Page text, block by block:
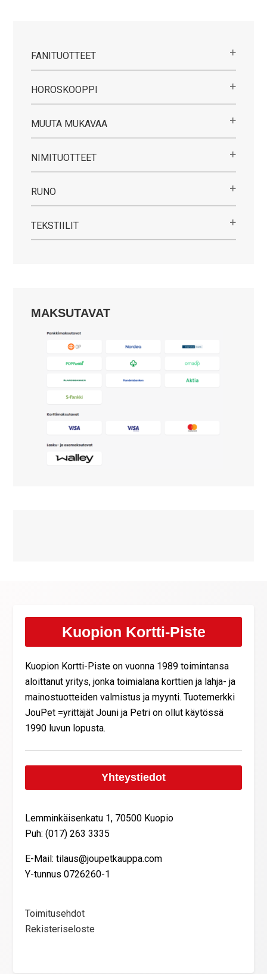
FANITUOTTEET
HOROSKOOPPI
MUUTA MUKAVAA
NIMITUOTTEET
RUNO
TEKSTIILIT
MAKSUTAVAT
Kuopion Kortti-Piste
Kuopion Kortti-Piste on vuonna 1989 toimintansa
aloittanut yritys, jonka toimialana korttien ja lahja- ja
mainostuotteiden valmistus ja myynti. Tuotemerkki
JouPet =yrittäjät Jouni ja Petri on ollut käytössä
1990 luvun lopusta.
Yhteystiedot
Lemminkäisenkatu 1, 70500 Kuopio
Puh: (017) 263 3335
E-Mail: tilaus@joupetkauppa.com
Y-tunnus 0726260-1
Toimitusehdot
Rekisteriseloste